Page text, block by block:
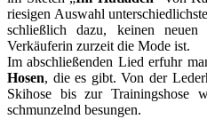
riesigen Auswahl
schließlich dazu, keinen
Verkäuferin zurzeit die Mode ist.
Im abschließenden Lied erfuhr
Hosen, die es gibt. Von der
Skihose bis zur Trainingshose
schmunzelnd besungen.